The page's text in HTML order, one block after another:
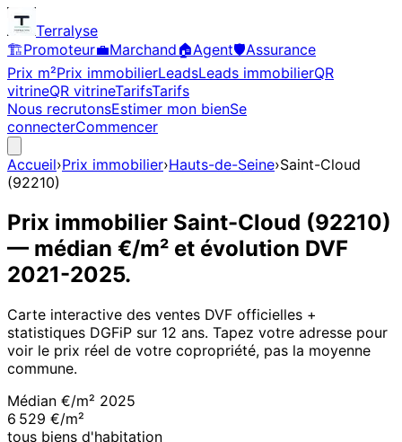
Terralyse
🏗️Promoteur💼Marchand🏠Agent🛡️Assurance
Prix m²Prix immobilierLeadsLeads immobilierQR
vitrineQR vitrineTarifsTarifs
Nous recrutonsEstimer mon bienSe
connecterCommencer
Accueil›Prix immobilier›Hauts-de-Seine›Saint-Cloud
(92210)
Prix immobilier Saint-Cloud (92210)
— médian €/m² et évolution DVF
2021-2025.
Carte interactive des ventes DVF officielles +
statistiques DGFiP sur 12 ans. Tapez votre adresse pour
voir le prix réel de votre copropriété, pas la moyenne
commune.
Médian €/m² 2025
6 529 €/m²
tous biens d'habitation